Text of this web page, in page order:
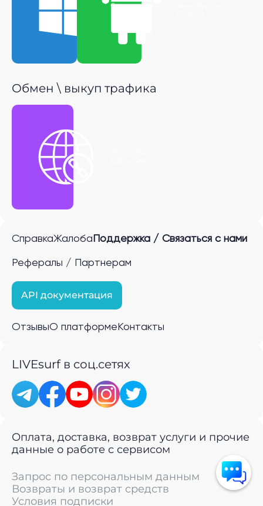
Скачать для
Обмен \ выкуп трафика
СправкаЖалоба Поддержка / Связаться с нами
Рефералы / Партнерам
API документация
ОтзывыО платформе Контакты
LIVEsurf в соц.сетях
Оплата, доставка, возврат услуги и прочие
данные о работе с сервисом
Запрос по персональным данным
Возвраты и возврат средств
Условия подписки